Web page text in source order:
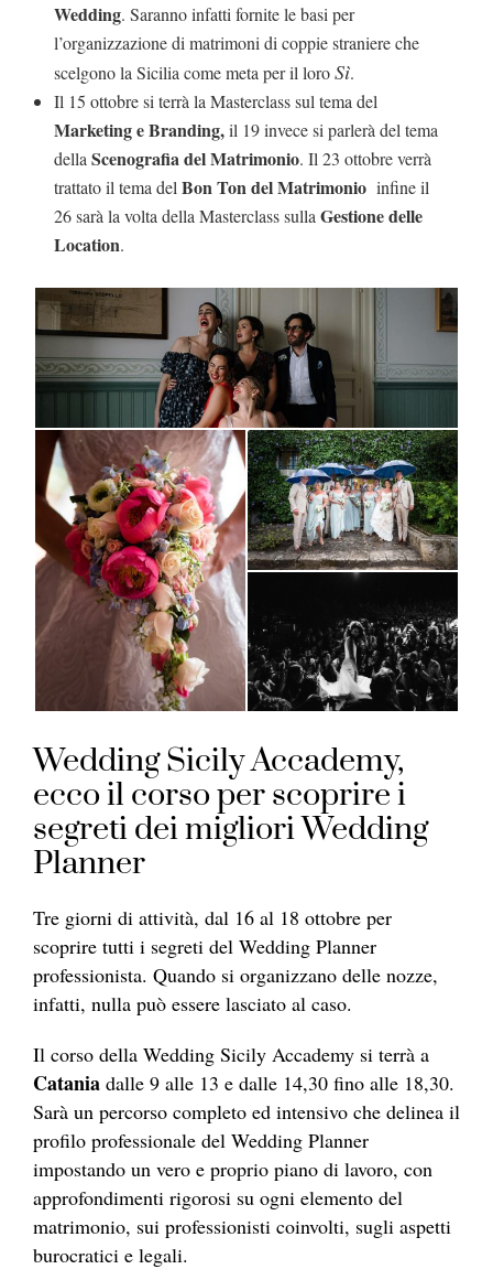
Wedding. Saranno infatti fornite le basi per
l’organizzazione di matrimoni di coppie straniere che
scelgono la Sicilia come meta per il loroSì.
Il 15 ottobre si terrà la Masterclass sul tema del
Marketing e Branding,il 19 invece si parlerà del tema
dellaScenografia del Matrimonio. Il 23 ottobre verrà
trattato il tema delBon Ton del Matrimonio infine il
26 sarà la volta della Masterclass sullaGestione delle
Location.
Wedding Sicily Accademy,
ecco il corso per scoprire i
segreti dei migliori Wedding
Planner
Tre giorni di attività, dal 16 al 18 ottobre per
scoprire tutti i segreti del Wedding Planner
professionista. Quando si organizzano delle nozze,
infatti, nulla può essere lasciato al caso.
Il corso della Wedding Sicily Accademy si terrà a
Catania dalle 9 alle 13 e dalle 14,30 fino alle 18,30.
Sarà un percorso completo ed intensivo che delinea il
profilo professionale del Wedding Planner
impostando un vero e proprio piano di lavoro, con
approfondimenti rigorosi su ogni elemento del
matrimonio, sui professionisti coinvolti, sugli aspetti
burocratici e legali.